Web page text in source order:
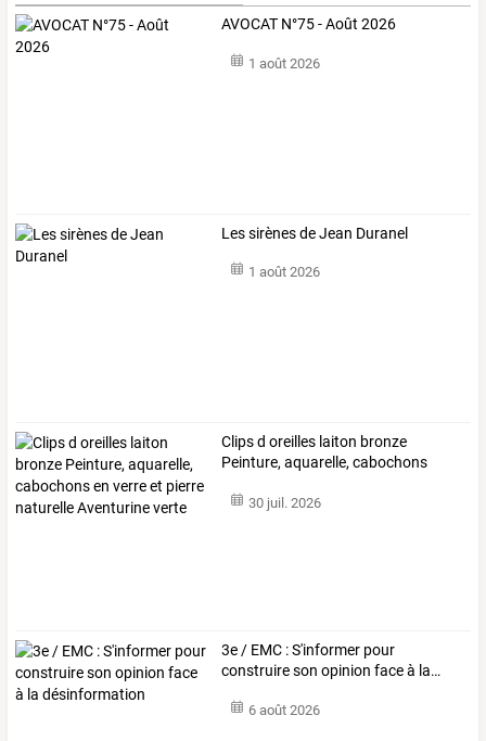
AVOCAT N°75 - Août 2026
1 août 2026
Les sirènes de Jean Duranel
1 août 2026
Clipsd oreilles laiton bronze
Peinture, aquarelle, cabochons
30 juil. 2026
3e/ EMC :S'informer pour
construireson opinion faceà la…
6 août 2026